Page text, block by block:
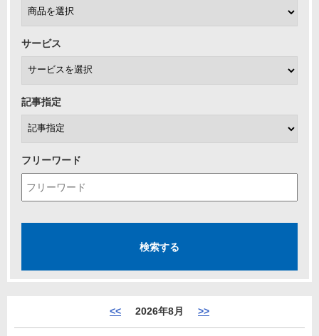
サービス
記事指定
フリーワード
<< 2026年8月 >>